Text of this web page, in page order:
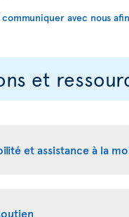
communiquer avec nous
et
et assistance à la